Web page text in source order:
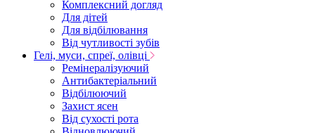
Комплексний догляд
Для дітей
Для відбілювання
Від чутливості зубів
Гелі, муси, спреї, олівці
Ремінералізуючий
Антибактеріальний
Відбілюючий
Захист ясен
Від сухості рота